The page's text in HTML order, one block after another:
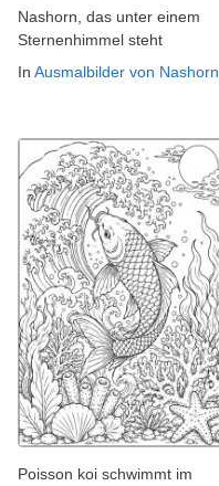
Nashorn, das unter einem
Sternenhimmel steht
In Ausmalbilder von Nashorn
Poisson koi schwimmt im